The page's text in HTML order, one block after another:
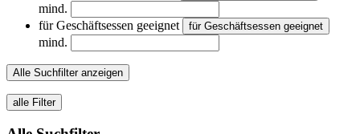
mind.
für Geschäftsessen geeignet
für Geschäftsessen geeignet
mind.
Alle Suchfilter anzeigen
alle Filter